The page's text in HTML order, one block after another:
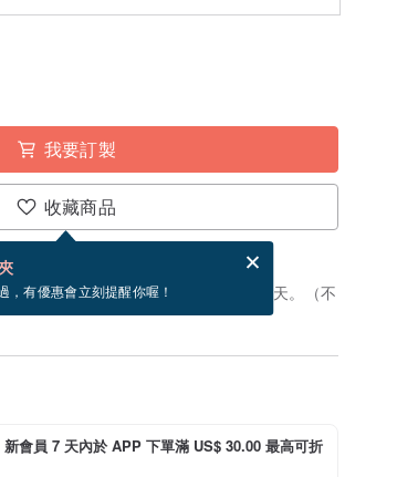
我要訂製
收藏商品
，有優惠會立刻提醒你喔！
後填寫
，從開始製作到寄出商品為 5 個工作天。（不
會員 7 天內於 APP 下單滿 US$ 30.00 最高可折